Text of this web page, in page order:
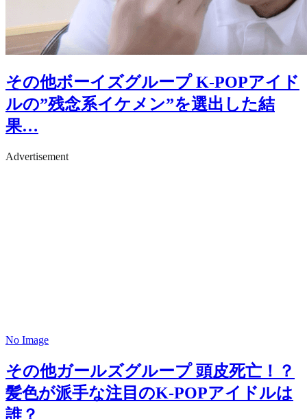
その他ボーイズグループK-POPアイド
ルの”残念系イケメン”を選出した結
果…
Advertisement
No Image
その他ガールズグループ頭皮死亡！？
髪色が派手な注目のK-POPアイドルは
誰？